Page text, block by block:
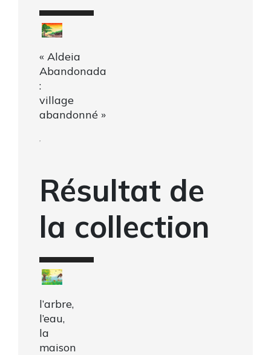
« Aldeia
Abandonada
:
village
abandonné »
,
Résultat de
la collection
l’arbre,
l’eau,
la
maison